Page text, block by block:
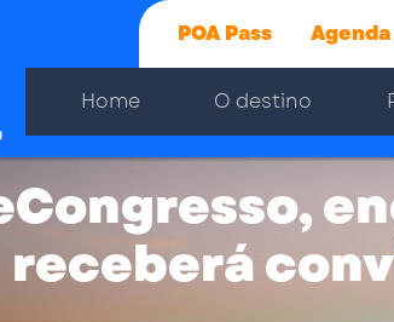
Home O destino
POA Pass
receberá